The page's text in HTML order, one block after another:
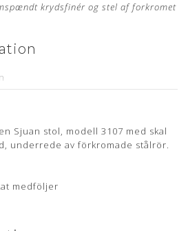
krydsfinér og stel af forkromet
Anilin
Sjuan stol, modell 3107 med skal
underrede av förkromade stålrör.
medföljer